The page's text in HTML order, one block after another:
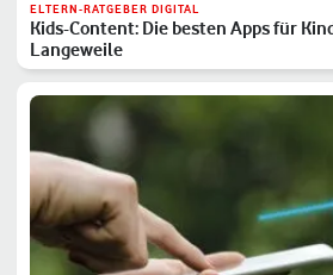
ELTERN-RATGEBER DIGITAL
Kids-Content: Die besten Apps für
Langeweile